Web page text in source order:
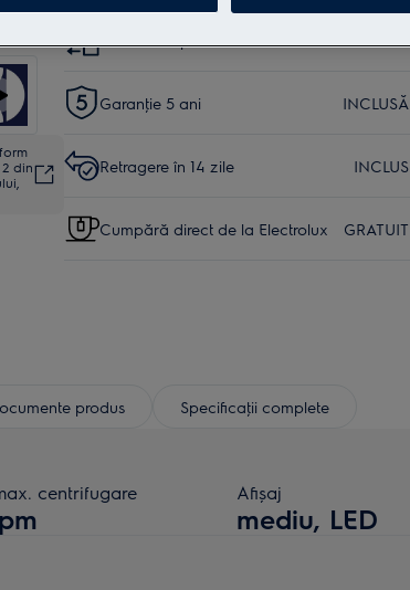
din
Garanţie 5 ani INCLUSĂ
Retragere în 14 zile INCLUS
Cumpără direct de la Electrolux GRATUIT
produs Specificaţii complete
centrifugare Afișaj
mediu, LED